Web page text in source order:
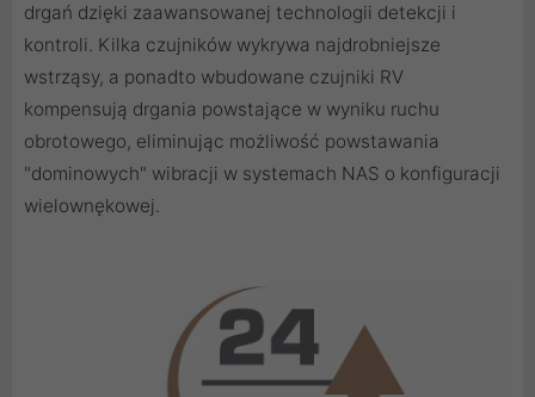
drgań dzięki zaawansowanej technologii detekcji i
kontroli. Kilka czujników wykrywa najdrobniejsze
wstrząsy, a ponadto wbudowane czujniki RV
kompensują drgania powstające w wyniku ruchu
obrotowego, eliminując możliwość powstawania
"dominowych" wibracji w systemach NAS o konfiguracji
wielownękowej.